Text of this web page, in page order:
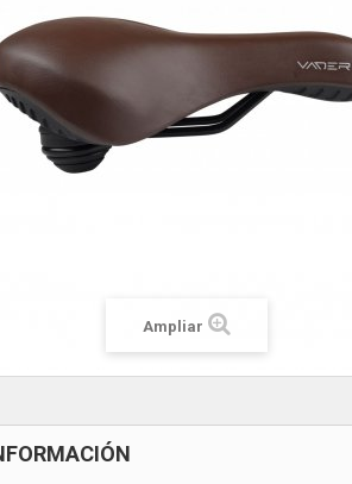
Ampliar